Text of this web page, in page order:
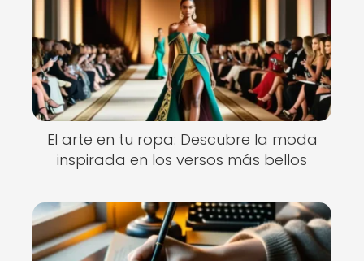
El arte en tu ropa: Descubre la moda
inspirada en los versos más bellos